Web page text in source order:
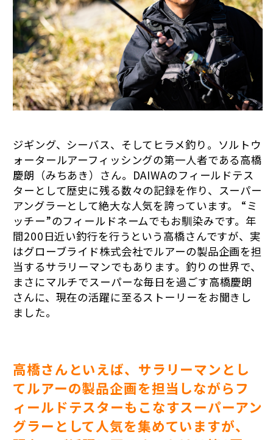
ジギング、シーバス、そしてヒラメ釣り。ソルトウ
ォータールアーフィッシングの第一人者である高橋
慶朗（みちあき）さん。DAIWAのフィールドテス
ターとして歴史に残る数々の記録を作り、スーパー
アングラーとして絶大な人気を誇っています。 “ミ
ッチー”のフィールドネームでもお馴染みです。年
間200日近い釣行を行うという高橋さんですが、実
はグローブライド株式会社でルアーの製品企画を担
当するサラリーマンでもあります。釣りの世界で、
まさにマルチでスーパーな毎日を過ごす高橋慶朗
さんに、現在の活躍に至るストーリーをお聞きし
ました。
高橋さんといえば、サラリーマンとし
てルアーの製品企画を担当しながらフ
ィールドテスターもこなすスーパーアン
グラーとして人気を集めていますが、